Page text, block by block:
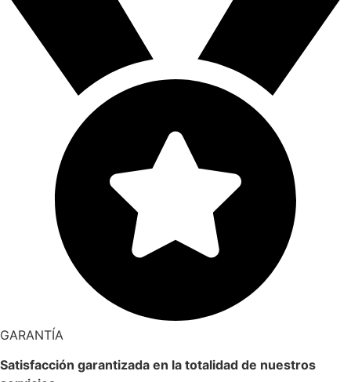
GARANTÍA
Satisfacción garantizada en la totalidad de nuestros